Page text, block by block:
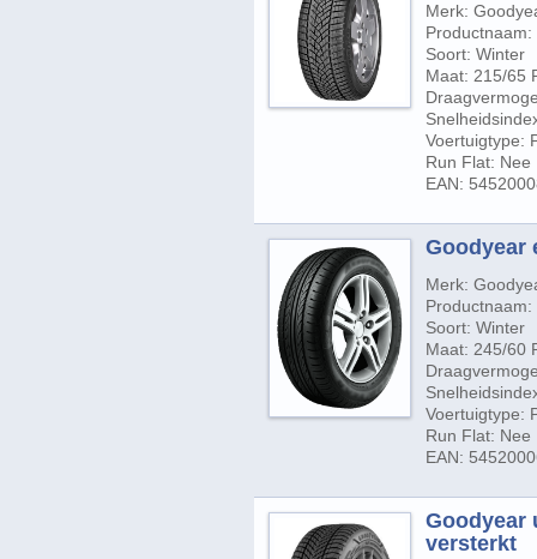
Merk:
Soort: Winter
Maat: 215/65
Voertuigtype:
Run Flat: Nee
EAN:
Goodyear
Merk:
Soort: Winter
Maat: 245/60
Voertuigtype:
Run Flat: Nee
EAN:
Goodyear
versterkt